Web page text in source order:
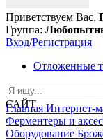
Приветствуем Вас,
Группа:
Вход/Регистрация
Отложенные
САЙТ
Главная Интернет-
Ферментеры и
Оборудование